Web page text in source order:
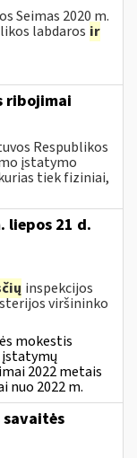
Seimas 2020 m.
labdaros ir
ribojimai
Respublikos
įstatymo
tiek fiziniai,
liepos 21 d.
inspekcijos
viršininko
mokestis
įstatymų
2022 metais
nuo 2022 m.
savaitės